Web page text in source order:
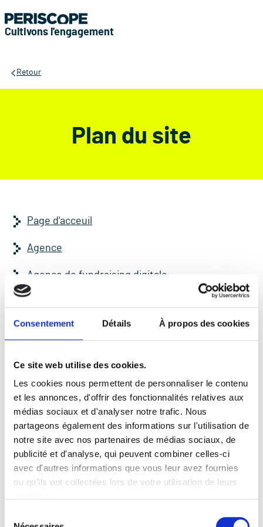
Consentement Détails À propos des cookies
Ce site web utilise des cookies.
Les cookies nous permettent de personnaliser le contenu
et les annonces, d'offrir des fonctionnalités relatives aux
médias sociaux et d'analyser notre trafic. Nous
partageons également des informations sur l'utilisation de
notre site avec nos partenaires de médias sociaux, de
publicité et d'analyse, qui peuvent combiner celles-ci
avec d'autres informations que vous leur avez fournies
ou qu'ils ont collectées lors de votre utilisation de leurs
Cultivons l'engagement
Retour
Plan du site
Page d'acceuil
Agence
Agence de fundraising digitale
Clients
UCPA
Mentions légales
Données personnelles
Déclaration d'accessibilité